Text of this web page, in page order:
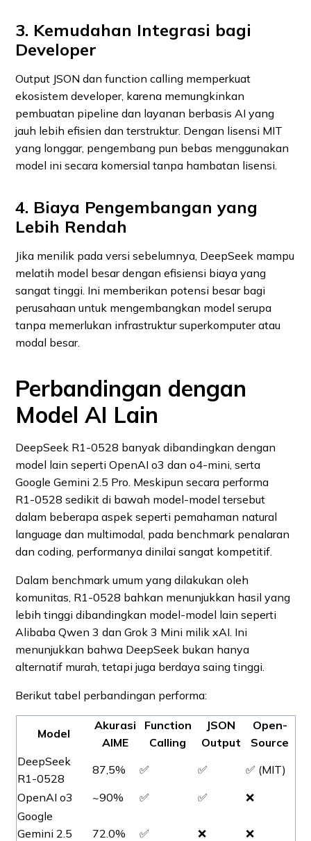
3. Kemudahan Integrasi bagi
Developer
Output JSON dan function calling memperkuat
ekosistem developer, karena memungkinkan
pembuatan pipeline dan layanan berbasis AI yang
jauh lebih efisien dan terstruktur. Dengan lisensi MIT
yang longgar, pengembang pun bebas menggunakan
model ini secara komersial tanpa hambatan lisensi.
4. Biaya Pengembangan yang
Lebih Rendah
Jika menilik pada versi sebelumnya, DeepSeek mampu
melatih model besar dengan efisiensi biaya yang
sangat tinggi. Ini memberikan potensi besar bagi
perusahaan untuk mengembangkan model serupa
tanpa memerlukan infrastruktur superkomputer atau
modal besar.
Perbandingan dengan
Model AI Lain
DeepSeek R1‑0528 banyak dibandingkan dengan
model lain seperti OpenAI o3 dan o4‑mini, serta
Google Gemini 2.5 Pro. Meskipun secara performa
R1‑0528 sedikit di bawah model-model tersebut
dalam beberapa aspek seperti pemahaman natural
language dan multimodal, pada benchmark penalaran
dan coding, performanya dinilai sangat kompetitif.
Dalam benchmark umum yang dilakukan oleh
komunitas, R1‑0528 bahkan menunjukkan hasil yang
lebih tinggi dibandingkan model-model lain seperti
Alibaba Qwen 3 dan Grok 3 Mini milik xAI. Ini
menunjukkan bahwa DeepSeek bukan hanya
alternatif murah, tetapi juga berdaya saing tinggi.
Berikut tabel perbandingan performa:
Model
Akurasi
AIME
Function
Calling
JSON
Output
Open-
Source
DeepSeek
R1‑0528
87,5% ✅ ✅
✅ (MIT)
OpenAI o3
~90% ✅ ✅
❌
Google
Gemini 2.5
72.0% ✅ ❌ ❌